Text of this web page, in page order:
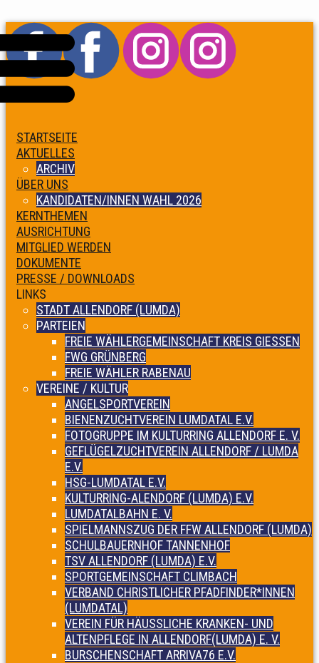
STARTSEITE
AKTUELLES
ARCHIV
ÜBER UNS
KANDIDATEN/INNEN WAHL 2026
KERNTHEMEN
AUSRICHTUNG
MITGLIED WERDEN
DOKUMENTE
PRESSE / DOWNLOADS
LINKS
STADT ALLENDORF (LUMDA)
PARTEIEN
FREIE WÄHLERGEMEINSCHAFT KREIS GIESSEN
FWG GRÜNBERG
FREIE WÄHLER RABENAU
VEREINE / KULTUR
ANGELSPORTVEREIN
BIENENZUCHTVEREIN LUMDATAL E.V.
FOTOGRUPPE IM KULTURRING ALLENDORF E. V.
GEFLÜGELZUCHTVEREIN ALLENDORF / LUMDA
E.V.
HSG-LUMDATAL E.V.
KULTURRING-ALENDORF (LUMDA) E.V.
LUMDATALBAHN E. V.
SPIELMANNSZUG DER FFW ALLENDORF (LUMDA)
SCHULBAUERNHOF TANNENHOF
TSV ALLENDORF (LUMDA) E.V.
SPORTGEMEINSCHAFT CLIMBACH
VERBAND CHRISTLICHER PFADFINDER*INNEN
(LUMDATAL)
VEREIN FÜR HÄUSSLICHE KRANKEN- UND
ALTENPFLEGE IN ALLENDORF(LUMDA) E. V.
BURSCHENSCHAFT ARRIVA76 E.V.